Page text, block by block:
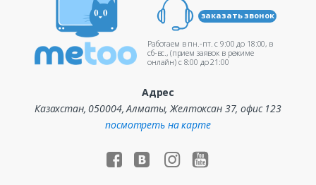
заказать звонок
Работаем в пн.-пт. c 9:00 до 18:00, в
сб-вс., (прием заявок в режиме
онлайн) c 8:00 до 21:00
Адрес
Казахстан, 050004, Алматы, Желтоксан 37, офис 123
посмотреть на карте